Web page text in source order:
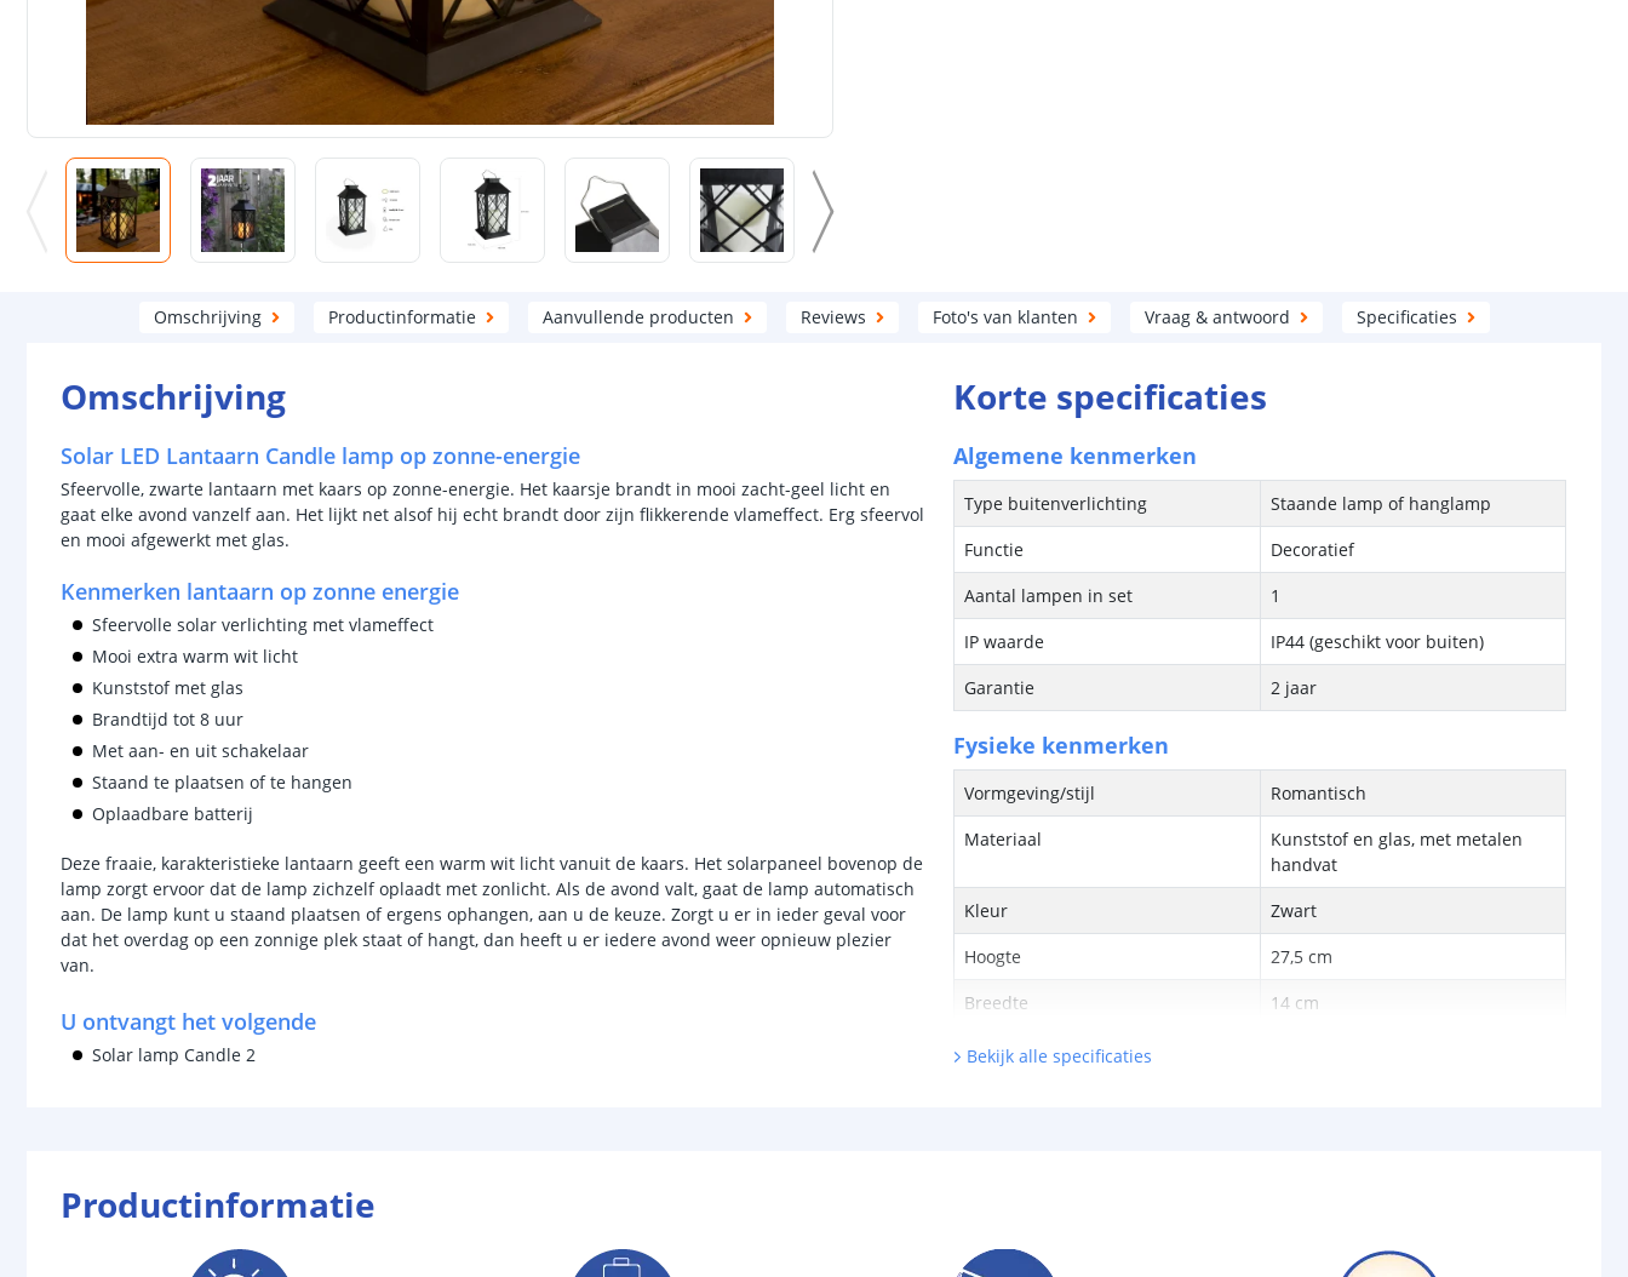
Omschrijving Productinformatie Aanvullende producten Reviews Foto's van klanten Vraag & antwoord Specificaties
Omschrijving
Solar LED Lantaarn Candle lamp op zonne-energie
Sfeervolle, zwarte lantaarn met kaars op zonne-energie. Het kaarsje brandt in mooi zacht-geel licht en
gaat elke avond vanzelf aan. Het lijkt net alsof hij echt brandt door zijn flikkerende vlameffect. Erg sfeervol
en mooi afgewerkt met glas.
Kenmerken lantaarn op zonne energie
Sfeervolle solar verlichting met vlameffect
Mooi extra warm wit licht
Kunststof met glas
Brandtijd tot 8 uur
Met aan- en uit schakelaar
Staand te plaatsen of te hangen
Oplaadbare batterij
Deze fraaie, karakteristieke lantaarn geeft een warm wit licht vanuit de kaars. Het solarpaneel bovenop de
lamp zorgt ervoor dat de lamp zichzelf oplaadt met zonlicht. Als de avond valt, gaat de lamp automatisch
aan. De lamp kunt u staand plaatsen of ergens ophangen, aan u de keuze. Zorgt u er in ieder geval voor
dat het overdag op een zonnige plek staat of hangt, dan heeft u er iedere avond weer opnieuw plezier
van.
U ontvangt het volgende
Solar lamp Candle 2
Korte specificaties
Algemene kenmerken
Type buitenverlichting
Staande lamp of hanglamp
Functie
Decoratief
Aantal lampen in set
1
IP waarde
IP44 (geschikt voor buiten)
Garantie
2 jaar
Fysieke kenmerken
Vormgeving/stijl
Romantisch
Materiaal
Kunststof en glas, met metalen
handvat
Kleur
Zwart
Hoogte
27,5 cm
Breedte
14 cm
Diepte
Hoeveelheid licht
Bekijk alle specificaties
Productinformatie